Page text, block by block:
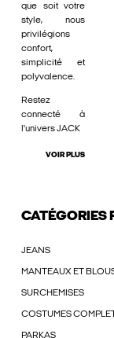
que soit votre
style, nous
privilégions
confort,
simplicité et
polyvalence.
Restez
connecté à
l'univers JACK
VOIR PLUS
CATÉGORIES
JEANS
MANTEAUX ET
SURCHEMISES
COSTUMES
PARKAS